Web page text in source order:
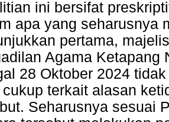
ini bersifat
apa yang seharusnya
pertama,
Agama Ketapang
28 Oktober 2024
terkait alasan
Seharusnya sesuai